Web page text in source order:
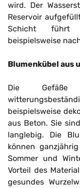
wird. Der
Reservoir
Schicht führt
beispielsweise
Blumenkübel aus
Die Gefäße
beispielsweise
aus Beton. Sie
langlebig. Die
können
Sommer und
Vorteil des
gesundes